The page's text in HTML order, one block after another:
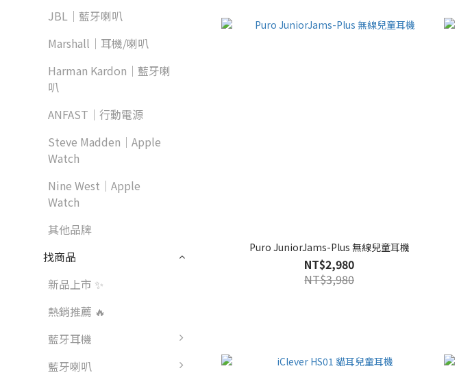
JBL｜藍牙喇叭
Marshall｜耳機/喇叭
Harman Kardon｜藍牙喇
叭
ANFAST｜行動電源
Steve Madden｜Apple
Watch
Nine West｜Apple
Watch
其他品牌
找商品
新品上市 ✨
熱銷推薦 🔥
藍牙耳機
藍牙喇叭
Puro JuniorJams-Plus 無線兒童耳機
NT$2,980
NT$3,980